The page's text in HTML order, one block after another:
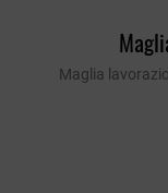
Maglia